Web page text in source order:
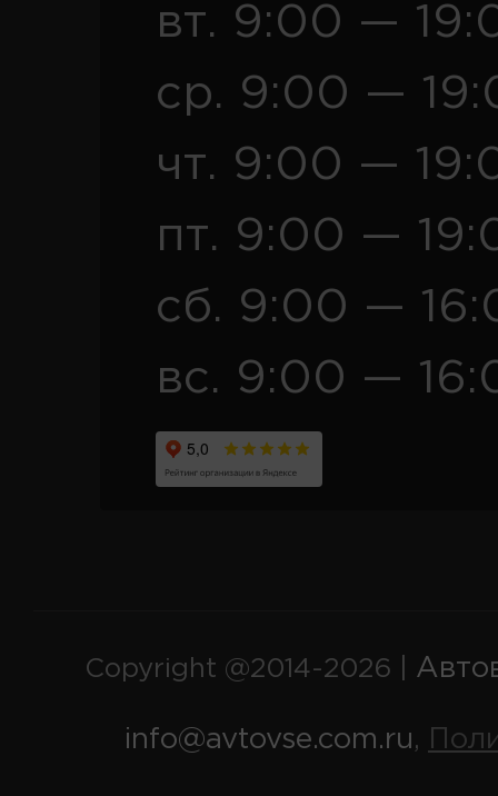
вт. 9:00 —
ср. 9:00 —
чт. 9:00 —
пт. 9:00 —
сб. 9:00 —
вс. 9:00 —
Copyright @2014-2026 |
info@avtovse.com.ru,